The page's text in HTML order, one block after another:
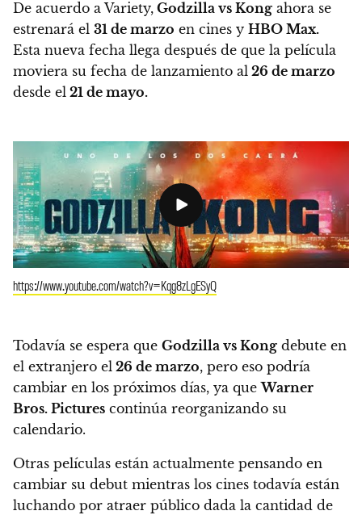
De acuerdo a Variety, Godzilla vs Kong ahora se
estrenará el 31 de marzo en cines y HBO Max.
Esta nueva fecha llega después de que la película
moviera su fecha de lanzamiento al 26 de marzo
desde el 21 de mayo.
https://www.youtube.com/watch?v=Kqg8zLgESyQ
Todavía se espera que Godzilla vs Kong debute en
el extranjero el 26 de marzo, pero eso podría
cambiar en los próximos días, ya queWarner
Bros. Pictures continúa reorganizando su
calendario.
Otras películas están actualmente pensando en
cambiar su debut mientras los cines todavía están
luchando por atraer público dada la cantidad de